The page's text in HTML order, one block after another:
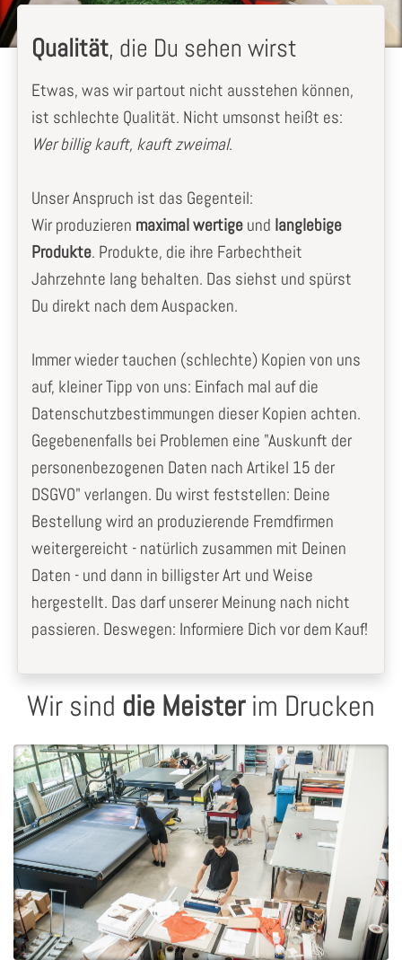
Qualität, die Du sehen wirst
Etwas, was wir partout nicht ausstehen können,
ist schlechte Qualität. Nicht umsonst heißt es:
Wer billig kauft, kauft zweimal.
Unser Anspruch ist das Gegenteil:
Wir produzieren maximal wertigeund langlebige
Produkte. Produkte, die ihre Farbechtheit
Jahrzehnte lang behalten. Das siehst und spürst
Du direkt nach dem Auspacken.
Immer wieder tauchen (schlechte) Kopien von uns
auf, kleiner Tipp von uns: Einfach mal auf die
Datenschutzbestimmungen dieser Kopien achten.
Gegebenenfalls bei Problemen eine "Auskunft der
personenbezogenen Daten nach Artikel 15 der
DSGVO" verlangen. Du wirst feststellen: Deine
Bestellung wird an produzierende Fremdfirmen
weitergereicht - natürlich zusammen mit Deinen
Daten - und dann in billigster Art und Weise
hergestellt. Das darf unserer Meinung nach nicht
passieren. Deswegen: Informiere Dich vor dem Kauf!
Wir sind die Meisterim Drucken